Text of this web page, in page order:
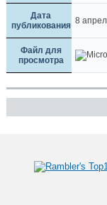
Дата
публикования 8
Файл для
просмотра